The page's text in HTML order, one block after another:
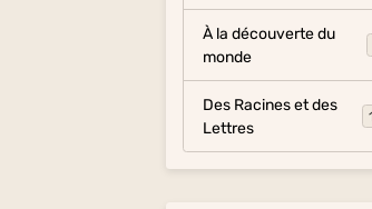
À la découverte du
monde
Des Racines et des
Lettres